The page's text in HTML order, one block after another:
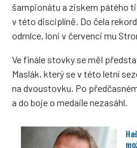
šampionátu a ziskem pátého
v této disciplíně. Do čela
odmlce, loni v červenci mu
Ve finále stovky se měl
Maslák, který se v této letní
na dvoustovku. Po
a do boje o medaile nezasáhl.